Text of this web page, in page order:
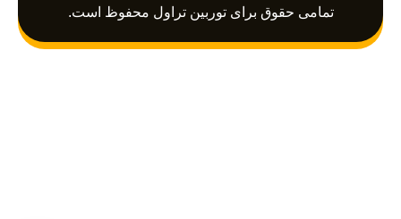
a
m
m
p
تمامی حقوق برای توربین تراول محفوظ است.